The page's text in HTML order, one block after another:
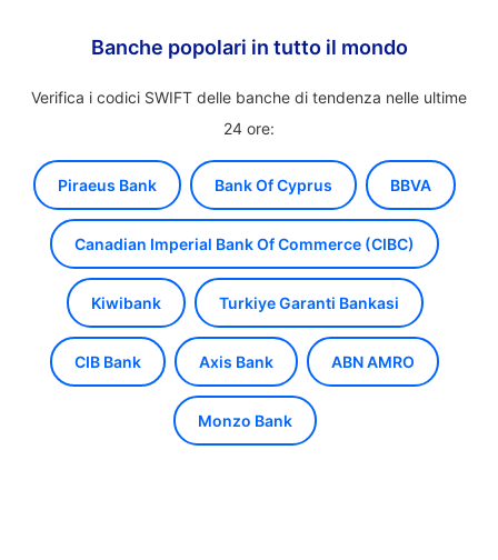
Banche popolari in tutto il mondo
Verifica i codici SWIFT delle banche di tendenza nelle ultime
24 ore:
Piraeus Bank Bank Of Cyprus BBVA
Canadian Imperial Bank Of Commerce (CIBC)
Kiwibank Turkiye Garanti Bankasi
CIB Bank Axis Bank ABN AMRO
Monzo Bank